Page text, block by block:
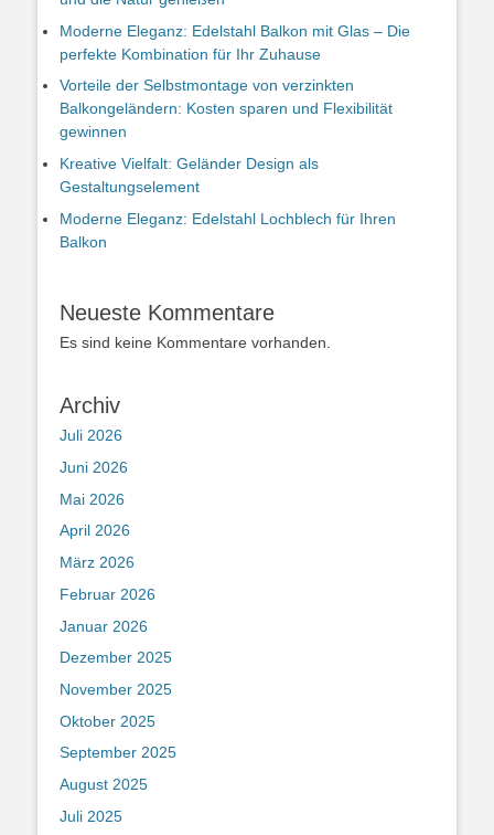
Moderne Eleganz: Edelstahl Balkon mit Glas – Die
perfekte Kombination für Ihr Zuhause
Vorteile der Selbstmontage von verzinkten
Balkongeländern: Kosten sparen und Flexibilität
gewinnen
Kreative Vielfalt: Geländer Design als
Gestaltungselement
Moderne Eleganz: Edelstahl Lochblech für Ihren
Balkon
Neueste Kommentare
Es sind keine Kommentare vorhanden.
Archiv
Juli 2026
Juni 2026
Mai 2026
April 2026
März 2026
Februar 2026
Januar 2026
Dezember 2025
November 2025
Oktober 2025
September 2025
August 2025
Juli 2025